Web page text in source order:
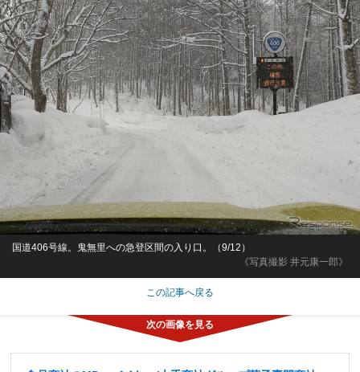
《写真撮影 井元康一郎》
国道406号線。鬼無里への急登区間の入り口。（9/12）
この記事へ戻る